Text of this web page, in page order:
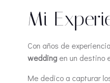
Mi
Con años de
wedding en un destino
Me dedico a capturar